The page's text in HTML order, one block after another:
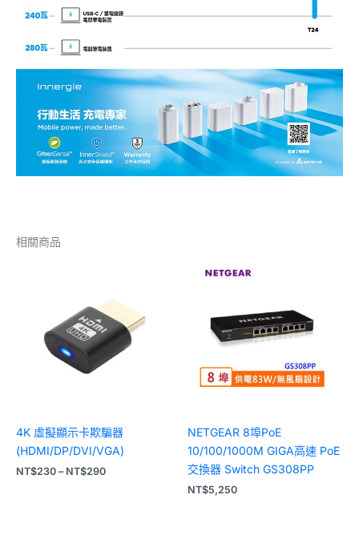
相關商品
4K 虛擬顯示卡欺騙器
(HDMI/DP/DVI/VGA)
NT$230 – NT$290
圍：
NT$230
到
NT$290
NETGEAR 8埠PoE
10/100/1000M GIGA高速 PoE
交換器 Switch GS308PP
NT$5,250